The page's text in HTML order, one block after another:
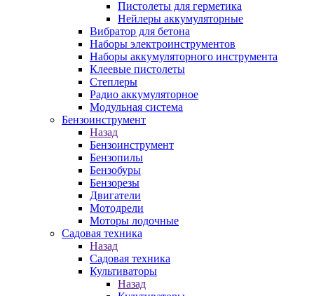
Пистолеты для герметика
Нейлеры аккумуляторные
Вибратор для бетона
Наборы электроинструментов
Наборы аккумуляторного инструмента
Клеевые пистолеты
Степлеры
Радио аккумуляторное
Модульная система
Бензоинструмент
Назад
Бензоинструмент
Бензопилы
Бензобуры
Бензорезы
Двигатели
Мотодрели
Моторы лодочные
Садовая техника
Назад
Садовая техника
Культиваторы
Назад